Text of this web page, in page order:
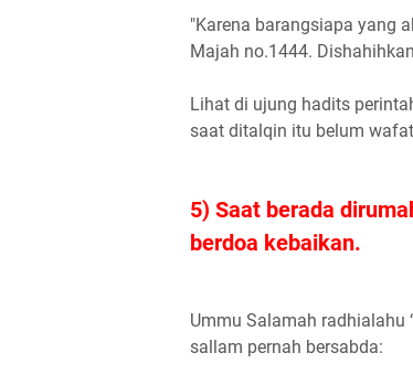
"Karena barangsiapa yang
Majah no.1444.
Lihat di ujung hadits
saat ditalqin itu belum
5) Saat berada
berdoa kebaikan.
Ummu Salamah radhialahu
sallam pernah bersabda: